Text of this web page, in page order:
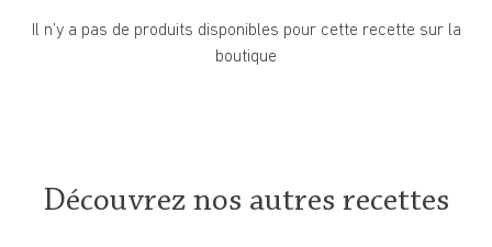
Il n’y a pas de produits disponibles pour cette recette sur la
boutique
Découvrez nos autres recettes